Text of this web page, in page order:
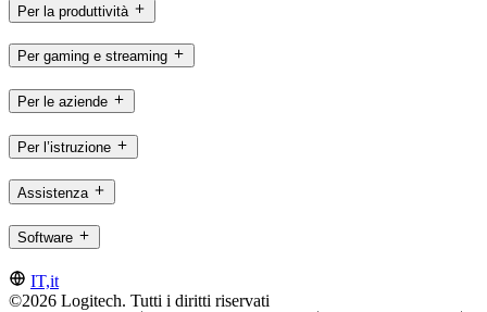
Per la produttività
Per gaming e streaming
Per le aziende
Per l’istruzione
Assistenza
Software
IT,it
©2026 Logitech. Tutti i diritti riservati